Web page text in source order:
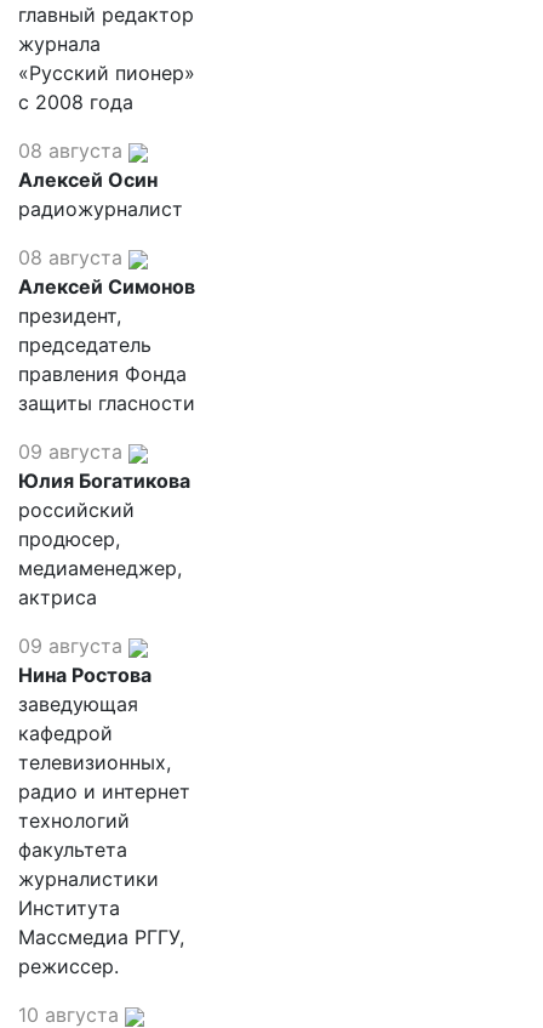
главный редактор
журнала
«Русский пионер»
с 2008 года
08 августа
Алексей Осин
радиожурналист
08 августа
Алексей Симонов
президент,
председатель
правления Фонда
защиты гласности
09 августа
Юлия Богатикова
российский
продюсер,
медиаменеджер,
актриса
09 августа
Нина Ростова
заведующая
кафедрой
телевизионных,
радио и интернет
технологий
факультета
журналистики
Института
Массмедиа РГГУ,
режиссер.
10 августа